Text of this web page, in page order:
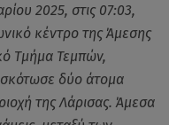
2025, στις 07:03,
κέντρο της Άμεσης
Τμήμα Τεμπών,
δύο άτομα
της Λάρισας. Άμεσα